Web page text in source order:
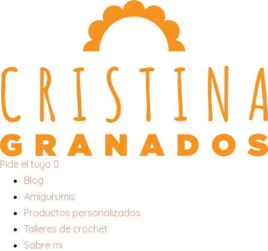
Pide el tuyo
Blog
Amigurumis
Productos personalizados
Talleres de crochet
Sobre mi